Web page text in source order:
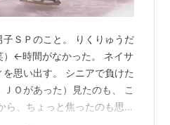
ＳＰのこと。 りくりゅうだ
）←時間がなかった。 ネイサ
思い出す。 シニアで負けた
Ｏがあった）見たのも、 こ
ら、ちょっと焦ったのも思い